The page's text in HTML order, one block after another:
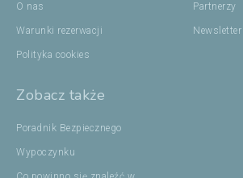
O nas
Warunki rezerwacji
Polityka cookies
Partnerzy
Newsletter
Zobacz także
Poradnik Bezpiecznego
Wypoczynku